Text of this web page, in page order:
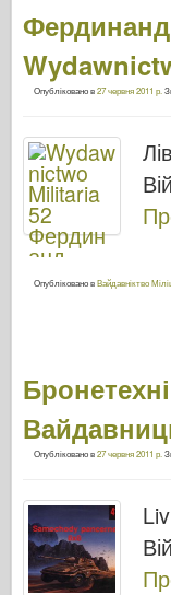
Опубліковано в27 червня 2011 р.
Опубліковано вВайдавніктво
Опубліковано в27 червня 2011 р.